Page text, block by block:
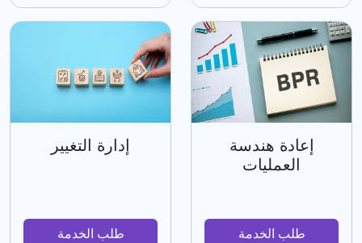
إعادة هندسة
العمليات
طلب الخدمة
إدارة التغيير
طلب الخدمة